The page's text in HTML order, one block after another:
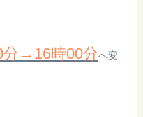
分→16時00分へ変